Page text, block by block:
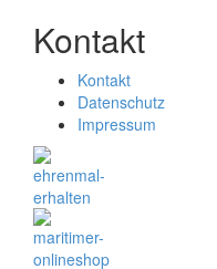
Kontakt
Kontakt
Datenschutz
Impressum